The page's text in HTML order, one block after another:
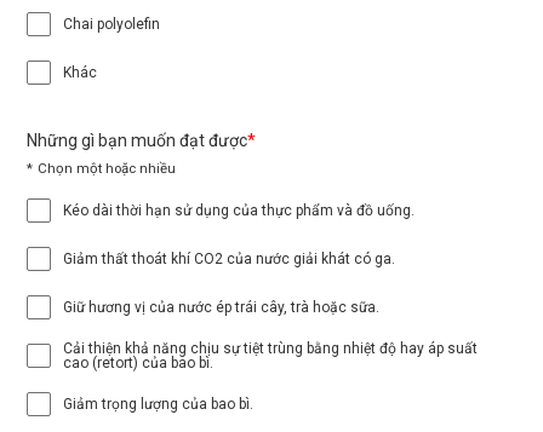
Chai polyolefin
Khác
Những gì bạn muốn đạt được
Chọn một hoặc nhiều
Kéo dài thời hạn sử dụng của thực phẩm và đồ uống.
Giảm thất thoát khí CO2 của nước giải khát có ga.
Giữ hương vị của nước ép trái cây, trà hoặc sữa.
Cải thiện khả năng chịu sự tiệt trùng bằng nhiệt độ hay áp suất
cao (retort) của bao bì.
Giảm trọng lượng của bao bì.